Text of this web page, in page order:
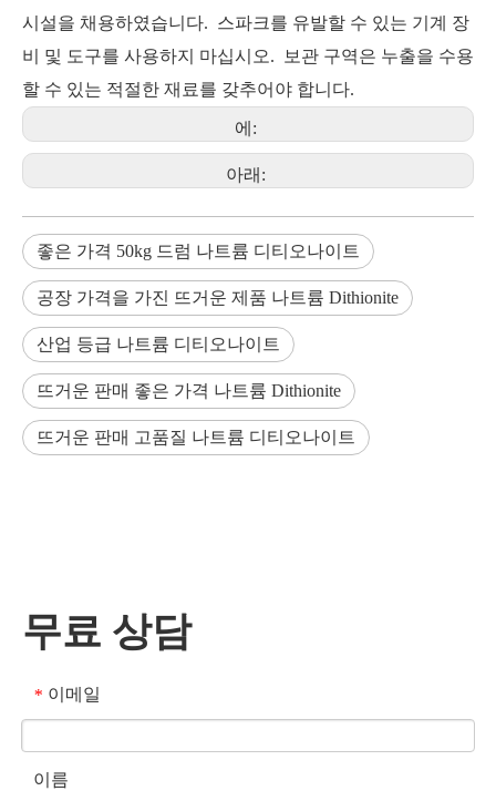
시설을 채용하였습니다. 스파크를 유발할 수 있는 기계 장
비 및 도구를 사용하지 마십시오. 보관 구역은 누출을 수용
할 수 있는 적절한 재료를 갖추어야 합니다.
에:
아래:
좋은 가격 50kg 드럼 나트륨 디티오나이트
공장 가격을 가진 뜨거운 제품 나트륨 Dithionite
산업 등급 나트륨 디티오나이트
뜨거운 판매 좋은 가격 나트륨 Dithionite
뜨거운 판매 고품질 나트륨 디티오나이트
무료 상담
* 이메일
이름